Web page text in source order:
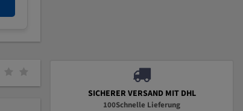
SICHERER VERSAND MIT DHL
100Schnelle Lieferung